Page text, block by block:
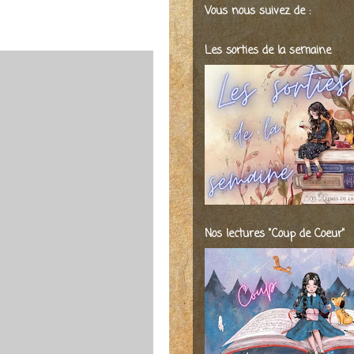
Vous nous suivez de :
Les sorties de la semaine
Nos lectures "Coup de Coeur"